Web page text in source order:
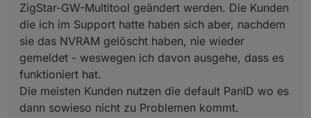
ZigStar-GW-Multitool geändert werden. Die Kunden
die ich im Support hatte haben sich aber, nachdem
sie das NVRAM gelöscht haben, nie wieder
gemeldet - weswegen ich davon ausgehe, dass es
funktioniert hat.
Die meisten Kunden nutzen die default PanID wo es
dann sowieso nicht zu Problemen kommt.